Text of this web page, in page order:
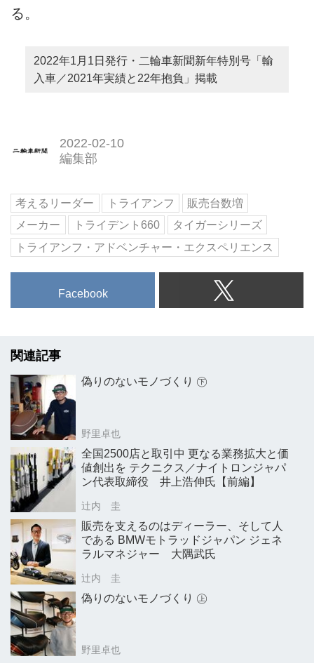
る。
2022年1月1日発行・二輪車新聞新年特別号「輸
入車／2021年実績と22年抱負」掲載
2022-02-10
編集部
考えるリーダー トライアンフ
販売台数増
メーカー
トライデント660
タイガーシリーズ
トライアンフ・アドベンチャー・エクスペリエンス
Facebook
関連記事
偽りのないモノづくり ㊦
野里卓也
全国2500店と取引中 更なる業務拡大と価
値創出を テクニクス／ナイトロンジャパ
ン代表取締役 井上浩伸氏【前編】
辻内 圭
販売を支えるのはディーラー、そして人
である BMWモトラッドジャパン ジェネ
ラルマネジャー 大隅武氏
辻内 圭
偽りのないモノづくり ㊤
野里卓也